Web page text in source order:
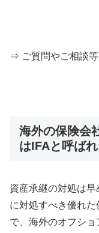
⇒ ご質問やご相談
海外の保険会
はIFAと呼ば
資産承継の対処は
に対処すべき優れ
で、海外のオフシ